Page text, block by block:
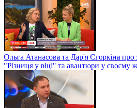
Ольга Атанасова та Дар'я Єгоркіна про
"Різниця у віці" та авантюри у своєму